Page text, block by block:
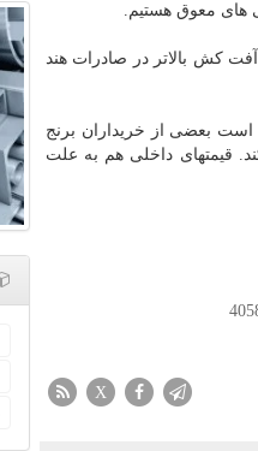
های معوق هستیم.
كش بالاتر در صادرات هند
است بعضی از خریداران برنج
قیمتهای داخلی هم به علت
X